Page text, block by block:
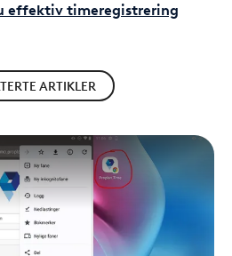
effektiv timeregistrering
ARTIKLER